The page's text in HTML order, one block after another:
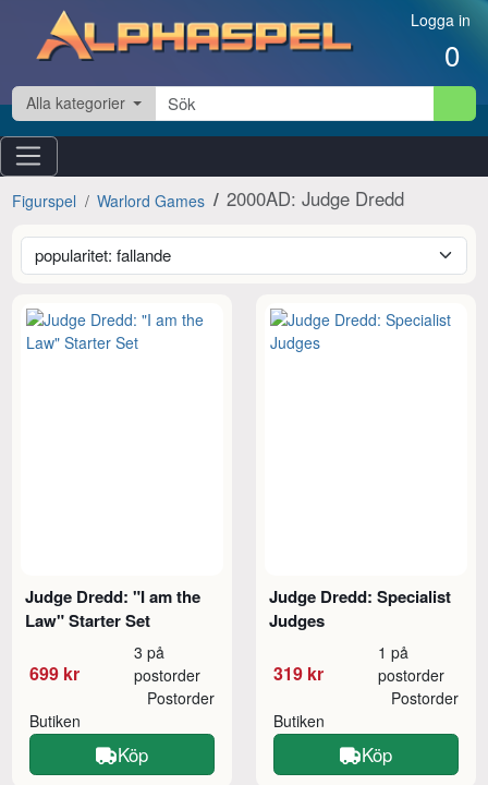
Hoppa till innehåll Logga in
0
Alla kategorier
Figurspel Warlord Games 2000AD: Judge Dredd
Judge Dredd: "I am the
Law" Starter Set
699 kr
3 på
postorder
Butiken
Postorder
Köp
Judge Dredd: Specialist
Judges
319 kr
1 på
postorder
Butiken
Postorder
Köp